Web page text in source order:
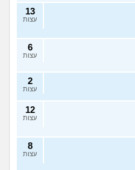
13
עצות
6
עצות
2
עצות
12
עצות
8
עצות